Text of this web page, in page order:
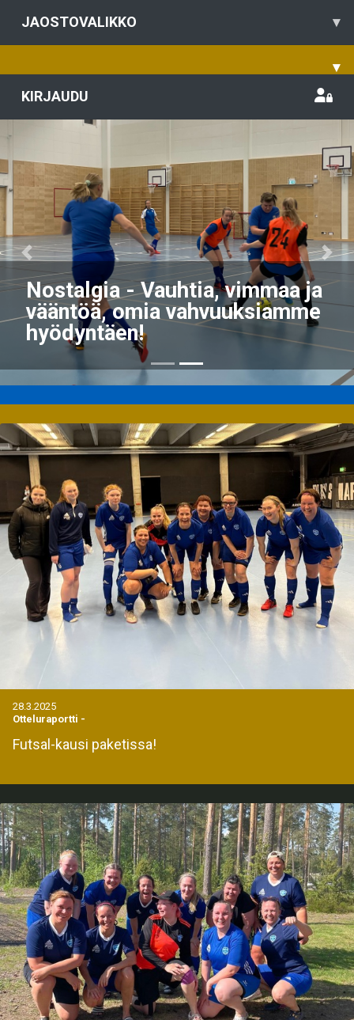
JAOSTOVALIKKO ▾
▾
KIRJAUDU
Nostalgia - Vauhtia, vimmaa ja
vääntöä, omia vahvuuksiamme
hyödyntäen!
Previous
28.3.2025
Otteluraportti -
Futsal-kausi paketissa!